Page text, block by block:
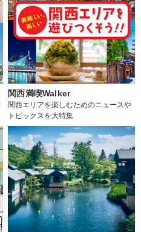
関西満喫Walker
関西エリアを楽しむためのニュースや
トピックスを大特集